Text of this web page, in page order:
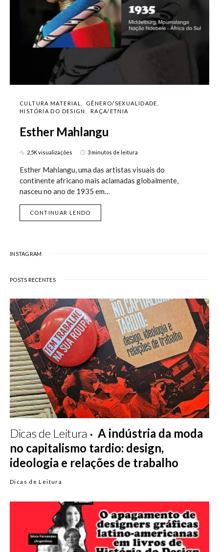
CULTURA MATERIAL
GÊNERO/SEXUALIDADE
HISTÓRIA DO DESIGN
RAÇA/ETNIA
Esther Mahlangu
2,5K visualizações 3 minutos de leitura
Esther Mahlangu, uma das artistas visuais do
continente africano mais aclamadas globalmente,
nasceu no ano de 1935 em…
CONTINUAR LENDO
INSTAGRAM
POSTS RECENTES
Dicas de Leitura
A indústria da moda
no capitalismo tardio: design,
ideologia e relações de trabalho
Dicas de Leitura